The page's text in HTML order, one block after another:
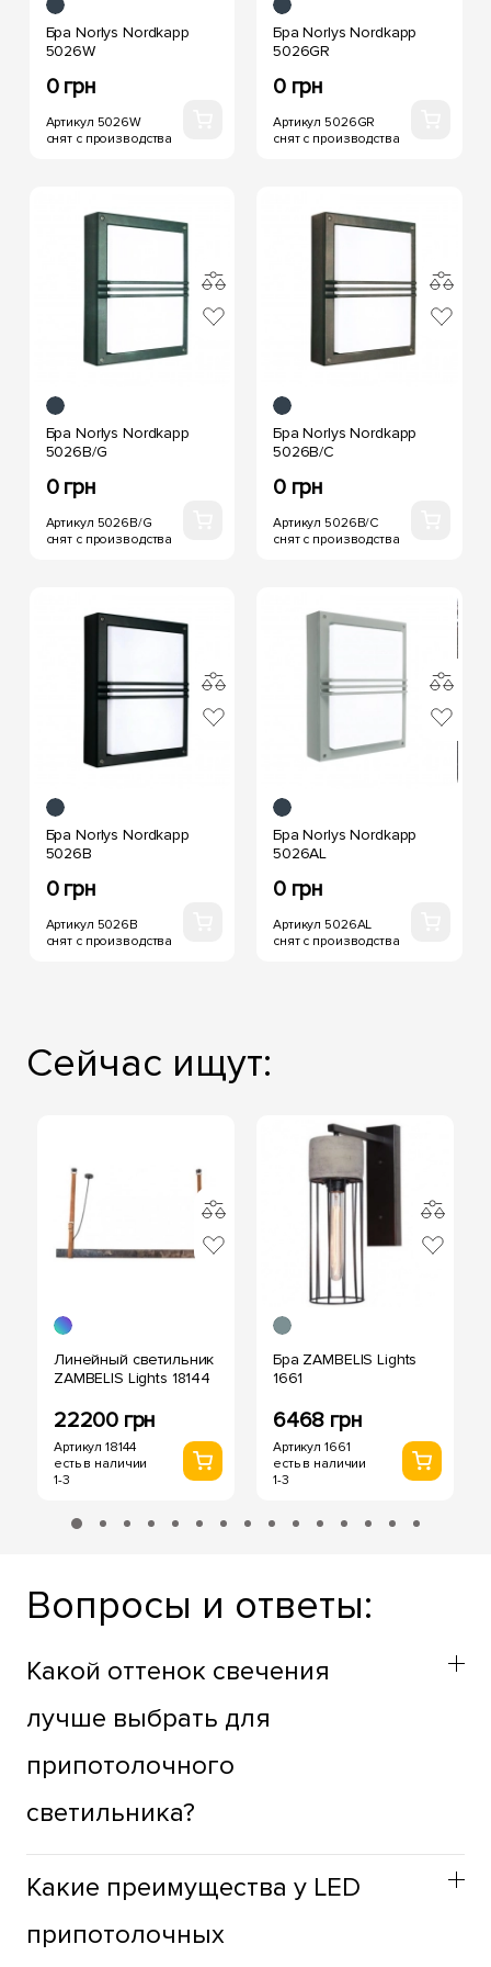
Бра Norlys Nordkapp
5026W
0 грн
Артикул 5026W
снят с производства
Бра Norlys Nordkapp
5026GR
0 грн
Артикул 5026GR
снят с производства
Бра Norlys Nordkapp
5026B/G
0 грн
Артикул 5026B/G
снят с производства
Бра Norlys Nordkapp
5026B/C
0 грн
Артикул 5026B/C
снят с производства
Бра Norlys Nordkapp
5026B
0 грн
Артикул 5026B
снят с производства
Бра Norlys Nordkapp
5026AL
0 грн
Артикул 5026AL
снят с производства
Сейчас ищут:
Линейный светильник
ZAMBELIS Lights 18144
22200 грн
Артикул 18144
есть в наличии
1-3
Бра ZAMBELIS Lights
1661
6468 грн
Артикул 1661
есть в наличии
1-3
Вопросы и ответы:
Какой оттенок свечения
лучше выбрать для
припотолочного
светильника?
Оттенок припотолочных светильников стоит выбирать
учитывая функциональное назначение пространства.
Для жилых зон лучше использовать теплый оттенок,
для продуктивности, в рабочих зонах, лучше
Какие преимущества у LED
припотолочных